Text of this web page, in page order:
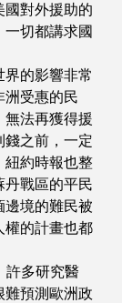
國對外援助的
一切都講求國
的影響非常
洲受惠的民
無法再獲得援
錢之前，一定
紐約時報也整
丹戰區的平民
邊境的難民被
權的計畫也都
許多研究醫
難預測歐洲政